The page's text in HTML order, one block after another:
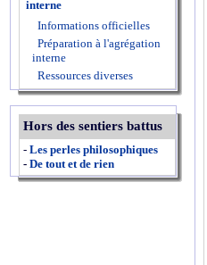
interne
Informations officielles
Préparation à l'agrégation
interne
Ressources diverses
Hors des sentiers battus
- Les perles philosophiques
- De tout et de rien